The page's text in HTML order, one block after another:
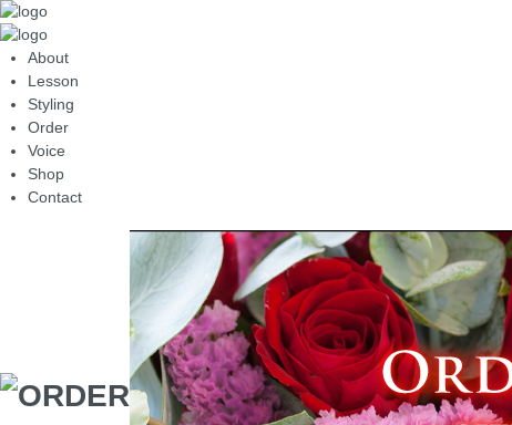
About
Lesson
Styling
Order
Voice
Shop
Contact